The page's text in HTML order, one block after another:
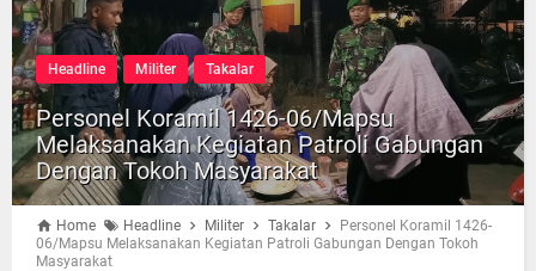
Headline Militer Takalar
Personel Koramil 1426-06/Mapsu
Melaksanakan Kegiatan Patroli Gabungan
Dengan Tokoh Masyarakat
Home Headline Militer Takalar
Personel Koramil 1426-
06/Mapsu Melaksanakan Kegiatan Patroli Gabungan Dengan Tokoh
Masyarakat